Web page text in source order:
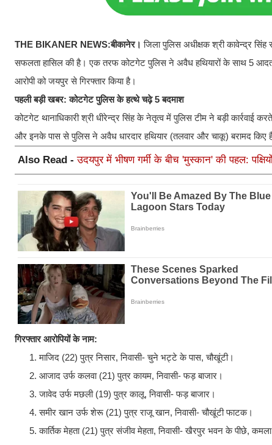
THE BIKANER NEWS:बीकानेर। जिला पुलिस अधीक्षक श्री कावेन्द्र
सफलता हासिल की है। एक तरफ कोटगेट पुलिस ने अवैध हथियारों के साथ 5 आदतन
आरोपी को जयपुर से गिरफ्तार किया है।
पहली बड़ी खबर: कोटगेट पुलिस के हत्थे चढ़े 5 बदमाश
कोटगेट थानाधिकारी श्री धीरेन्द्र सिंह के नेतृत्व में पुलिस टीम ने बड़ी कार्रवाई
और इनके पास से पुलिस ने अवैध धारदार हथियार (तलवार और चाकू) बरामद
Also Read -उदयपुर में भीषण गर्मी के बीच 'मुस्कान' की पहल:
गिरफ्तार आरोपियों के नाम:
​माजिद (22) पुत्र निसार, निवासी- चुने भट्टे के पास, चौखूंटी।
​आजाद उर्फ कलवा (21) पुत्र कायम, निवासी- फड़ बाजार।
​जावेद उर्फ मछली (19) पुत्र कालू, निवासी- फड़ बाजार।
​समीर खान उर्फ शेरू (21) पुत्र राजू खान, निवासी- चौखूंटी फाटक।
​कार्तिक मेहता (21) पुत्र संजीव मेहता, निवासी- खैरपुर भवन के पीछे, कमला